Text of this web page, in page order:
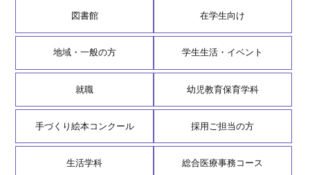
図書館 在学生向け
地域・一般の方 学生生活・イベント
就職 幼児教育保育学科
手づくり絵本コンクール 採用ご担当の方
生活学科 総合医療事務コース